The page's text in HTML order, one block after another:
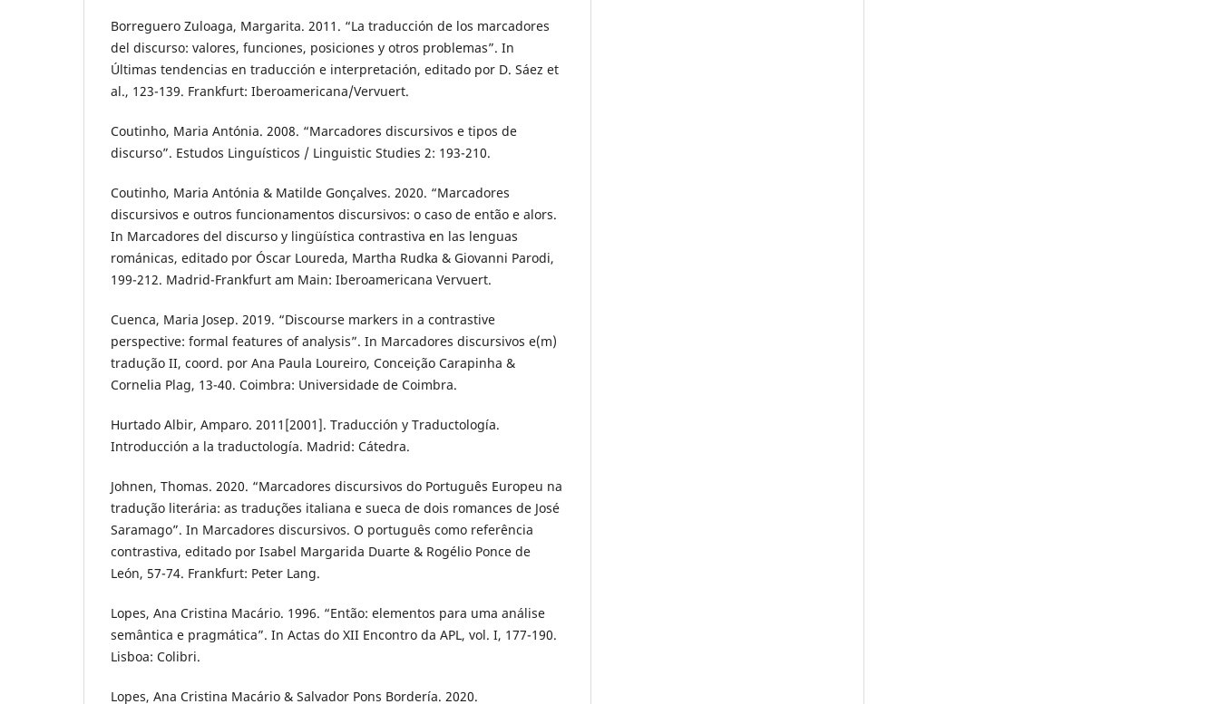
Borreguero Zuloaga, Margarita. 2011. “La traducción de los marcadores
del discurso: valores, funciones, posiciones y otros problemas”. In
Últimas tendencias en traducción e interpretación, editado por D. Sáez et
al., 123-139. Frankfurt: Iberoamericana/Vervuert.
Coutinho, Maria Antónia. 2008. “Marcadores discursivos e tipos de
discurso”. Estudos Linguísticos / Linguistic Studies 2: 193-210.
Coutinho, Maria Antónia & Matilde Gonçalves. 2020. “Marcadores
discursivos e outros funcionamentos discursivos: o caso de então e alors.
In Marcadores del discurso y lingüística contrastiva en las lenguas
románicas, editado por Óscar Loureda, Martha Rudka & Giovanni Parodi,
199-212. Madrid-Frankfurt am Main: Iberoamericana Vervuert.
Cuenca, Maria Josep. 2019. “Discourse markers in a contrastive
perspective: formal features of analysis”. In Marcadores discursivos e(m)
tradução II, coord. por Ana Paula Loureiro, Conceição Carapinha &
Cornelia Plag, 13-40. Coimbra: Universidade de Coimbra.
Hurtado Albir, Amparo. 2011[2001]. Traducción y Traductología.
Introducción a la traductología. Madrid: Cátedra.
Johnen, Thomas. 2020. “Marcadores discursivos do Português Europeu na
tradução literária: as traduções italiana e sueca de dois romances de José
Saramago”. In Marcadores discursivos. O português como referência
contrastiva, editado por Isabel Margarida Duarte & Rogélio Ponce de
León, 57-74. Frankfurt: Peter Lang.
Lopes, Ana Cristina Macário. 1996. “Então: elementos para uma análise
semântica e pragmática”. In Actas do XII Encontro da APL, vol. I, 177-190.
Lisboa: Colibri.
Lopes, Ana Cristina Macário & Salvador Pons Bordería. 2020.